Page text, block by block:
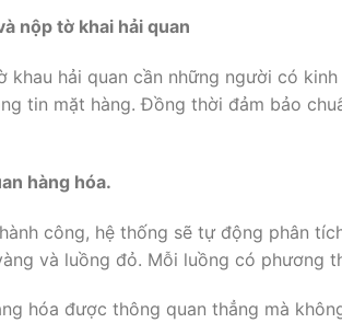
nộp tờ khai hải quan
khau hải quan cần những người có
tin mặt hàng. Đồng thời đảm bảo
hàng hóa.
công, hệ thống sẽ tự động phân
và luồng đỏ. Mỗi luồng có phương
hóa được thông quan thẳng mà